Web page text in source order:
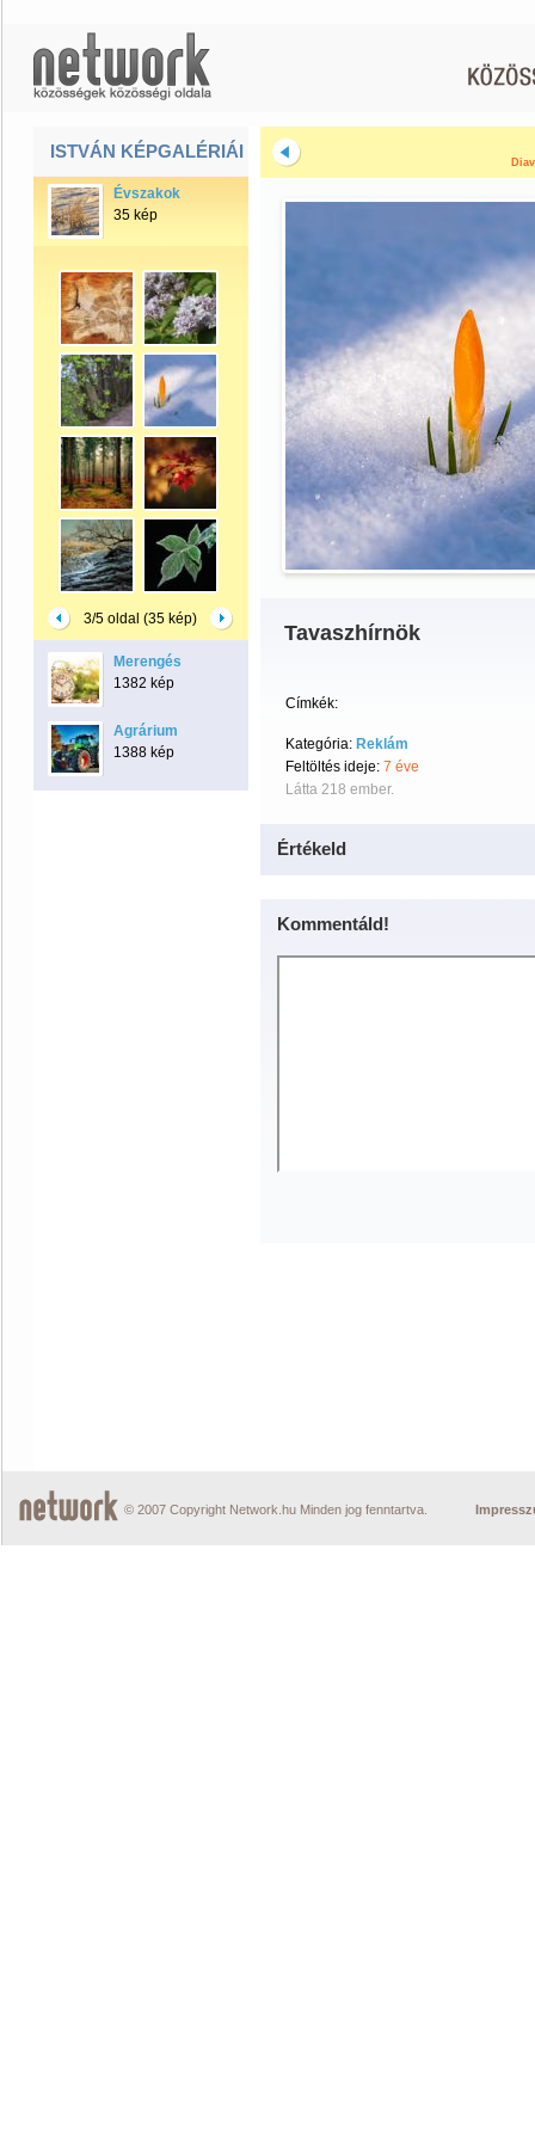
ISTVÁN KÉPGALÉRIÁI
Évszakok
35 kép
3/5 oldal (35 kép)
Merengés
1382 kép
Agrárium
1388 kép
Tavaszhírnök
Címkék:
Kategória: Reklám
Feltöltés ideje: 7 éve
Látta 218 ember.
Értékeld
Kommentáld!
© 2007 Copyright Network.hu Minden jog fenntartva.